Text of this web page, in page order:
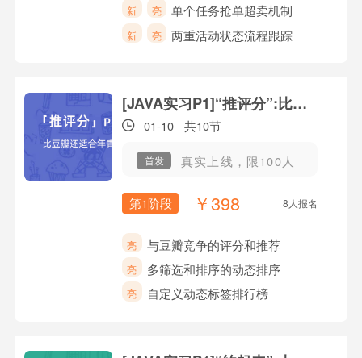
新 亮 单个任务抢单超卖机制
新 亮 两重活动状态流程跟踪
[JAVA实习P1]“推评分”:比豆瓣还适合年青人
01-10 共10节
首发 真实上线，限100人
第1阶段 ￥398 8人报名
亮 与豆瓣竞争的评分和推荐
亮 多筛选和排序的动态排序
亮 自定义动态标签排行榜